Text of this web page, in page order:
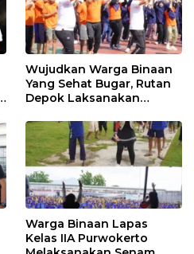
Wujudkan Warga Binaan
Yang Sehat Bugar, Rutan
Depok Laksanakan
Warga Binaan Lapas
Kelas IIA Purwokerto